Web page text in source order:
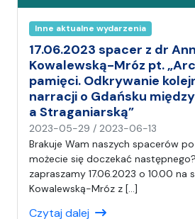
Inne aktualne wydarzenia
17.06.2023 spacer z dr
Kowalewską-Mróz pt.
pamięci. Odkrywanie
narracji o Gdańsku
a Straganiarską”
2023-05-29 / 2023-06-13
a
p
i
Brakuje Wam naszych spacerów
możecie się doczekać
zapraszamy 17.06.2023 o 10.00 na
Kowalewską-Mróz z […]
Czytaj dalej